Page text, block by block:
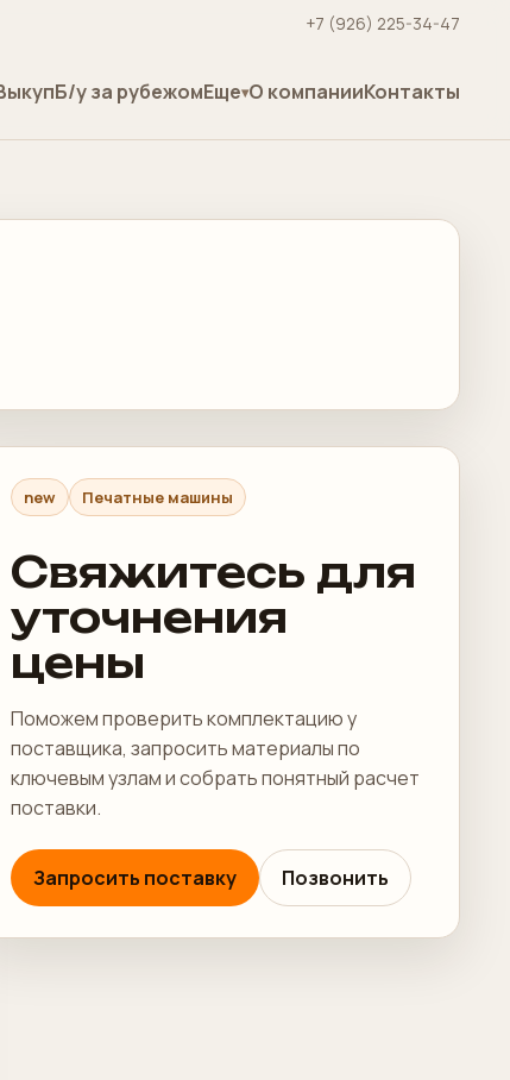
+7 (926) 225-34-47
Б/у за рубежомЕще О компанииКонтакты
new Печатные машины
Свяжитесь для
уточнения
цены
Поможем проверить комплектацию у
поставщика, запросить материалы по
ключевым узлам и собрать понятный расчет
поставки.
Запросить поставку Позвонить